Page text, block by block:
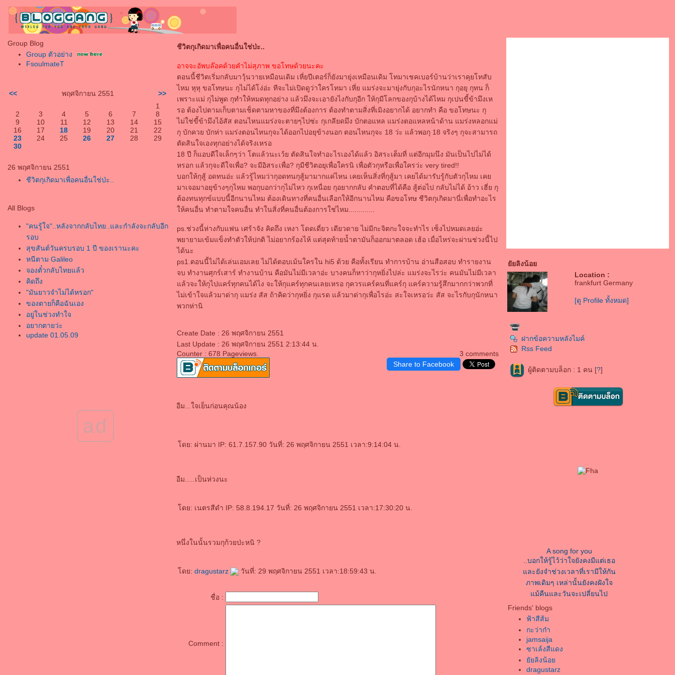
Group Blog
Group ตัวอย่าง
FsoulmateT
<< พฤศจิกายน 2551
>>
1
2
3 4 5 6 7
8
9
10 11 12 13 14
15
16
17 18 19 20 21
22
23
24 25 26 27 28
29
30
26 พฤศจิกายน 2551
ชีวิตกุเกิดมาเพื่อคนอื่นใช่ป่ะ..
All Blogs
"คนรู้ใจ"..หลังจากกลับไทย..และกำลังจะกลับอีก
รอบ
สุขสันต์วันครบรอบ 1 ปี ของเรานะคะ
หนีตาม Galileo
จองตั๋วกลับไทยแล้ว
คิดถึง
"มันยาวจำไม่ได้หรอก"
ของตายก็คือฉันเอง
อยู่ในช่วงทำใจ
อยากตายว่ะ
update 01.05.09
update ชีวิตกันหน่อ
because "i love u"
ad
ชีวิตกุเกิดมาเพื่อคนอื่นใช่ป่ะ..
อาจจะอัพบล๊อคด้วยคำไม่สุภาพ ขอโทษด้วยนะคะ
ตอนนี้ชีวิตเริ่มกลับมาวุ้นวายเหมือนเดิม เหี่ยปีเตอร์ก็ยังมายุ่งเหมือนเดิม โทมาเชคเบอร์บ้านว่าเราคุยโทสับ
ไหม หุหุ ขอโทษนะ กุไม่ได้โง่อ่ะ ทีจะไม่เปิดดูว่าใครโทมา เหี่ย แมร่งจะมายุ่งกับกุอะไรนักหนา กุอยุ กุทน ก็
เพราะแม่ กุไม่พูด กุทำให้หมดทุกอย่าง แล้วมึงจะเอายังไงกับกุอีก ให้กุมีโลกของกุบ้างได้ไหม กุเปนขี้ข้ามึงเห
รอ ต้องไปตามเก็บตามเช็ดตามหาของที่มึงต้องการ ต้องทำตามสิ่งที่เมิงอยากได้ อยากทำ คือ ขอโทษนะ กุ
ไม่ใช่ขี้ข้ามึงไอ้สัส ตอนไหนแมร่งจะตายๆไปซ่ะ กุเกลียดมึง บักตอแหล แมร่งตอแหลหน้าด้าน แมร่งหลอกแม่
กุ บักควย บักห่า แมร่งตอนไหนกุจะได้ออกไปอยุข้างนอก ตอนไหนกุจะ 18 ว่ะ แล้วพอกุ 18 จริงๆ กุจะสามารถ
ตัดสินใจเองทุกอย่างได้จริงเหรอ
18 ปี ก็แอบดีใจเล็กๆว่า โตแล้วนะเว้ย ตัดสินใจทำอะไรเองได้แล้ว อิสระเต็มที่ แต่อีกมุมนึง มันเป็นไปไม่ได้
หรอก แล้วกุจะดีใจเพื่อ? จะมีอิสระเพื่อ? กุมีชีวิตอยุเพื่อใครนิ เพื่อตัวกุหรือเพื่อใครว่ะ very tired!!
บอกให้กุสู้ อดทนอ่ะ แล้วรู้ไหมว่ากุอดทนกุสู้มามากแค่ไหน เคยเห็นสิ่งที่กุสู้มา เคยได้มารับรู้กับตัวกุไหม เค
มาเจอมาอยุข้างๆกุไหม พอกุบอกว่ากุไม่ไหว กุเหนื่อย กุอยากกลับ คำตอบที่ได้คือ สู้ต่อไป กลับไม่ได้ อ้าว เฮี่ย กุ
ต้องทนทุกข์แบบนี้อีกนานไหม ต้องเดินทางที่คนอื่นเลือกให้อีกนานไหม คือขอโทษ ชีวิตกุเกิดมานี่เพื่อทำอะไร
ห้คนอื่น ทำตามใจคนอื่น ทำในสิ่งที่คนอื่นต้องการใช่ไหม.............
ps.ช่วงนี้ห่างกับแฟน เศร้าจัง คิดถึง เหงา โดดเดี่ยว เดียวดาย ไม่มีกะจิตกะใจจะทำไร เซ็งไปหมดเลยอ่ะ
พยายามเข้มแข็งทำตัวให้ปกติ ไม่อยากร้องไห้ แต่สุดท้ายน้ำตามันก็ออกมาตลอด เฮ้อ เมื่อไหร่จะผ่านช่วงนี้ไป
ได้นะ
ps1.ตอนนี้ไม่ได้เล่นเอมเลย ไม่ได้ตอบเม้นใครใน hi5 ด้วย คือทั้งเรียน ทำการบ้าน อ่านสือสอบ ทำรายงาน
จบ ทำงานศุกร์เสาร์ ทำงานบ้าน คือมันไม่มีเวลาอ่ะ บางคนก็หาว่ากุหยิ่งไปล่ะ แมร่งจะไรว่ะ คนมันไม่มีเวลา
ล้วจะให้กุไปแคร์ทุกคนได้ไง จะให้กุแคร์ทุกคนเลยเหรอ กุควรแคร์คนที่แคร์กุ แคร์ความรู้สึกมากกว่าพวกที่
ไม่เข้าใจแล้วมาด่ากุ แมร่ง สัส ถ้าคิดว่ากุหยิ่ง กุแรด แล้วมาด่ากุเพื่อไรอ่ะ สะใจเหรอว่ะ สัส จะไรกับกุนักหนา
พวกห่านิ
Create Date : 26 พฤศจิกายน 2551
Last Update : 26 พฤศจิกายน 2551 2:13:44 น.
3 comments
Counter : 678 Pageviews.
Share to Facebook
อืม...ใจเย็นก่อนคุณน้อง
ดย: ผ่านมา IP: 61.7.157.90 วันที่: 26 พฤศจิกายน 2551 เวลา:9:14:04 น.
อืม.....เป็นห่วงนะ
ดย: เนตรสีดำ IP: 58.8.194.17 วันที่: 26 พฤศจิกายน 2551 เวลา:17:30:20 น.
หนึ่งในนั้นรวมกุก้วยป่ะหนิ ?
ดย: dragustarz วันที่: 29 พฤศจิกายน 2551 เวลา:18:59:43 น.
ชื่อ :
Comment :
ัยลิงน้อ
Location :
frankfurt Germany
[ดู Profile ทั้งหมด]
ฝากข้อความหลังไมค์
Rss Feed
ผู้ติดตามบล็อก : 1 คน [?]
A song for you
..บอกให้รู้ไว้ว่าใจยังคงมีแต่เธอ
ละยังจำช่วงเวลาที่เรามีให้กัน
ภาพเดิมๆ เหล่านั้นยังคงฝังใจ
ม้คืนและวันจะเปลี่ยนไป
จะกี่ครั้ง กี่นาที ที่เธอเคยบอกรัก
เก็บเอาไว้ และยังคงจำได้จนขึ้นใจ คำที่
เธอบอกรักมันช่างมากมา
มากเกินเสียจนเกินคำว่ารัก
ิ่งให้ฉันนั้นรู้สึกดี
จนฉันรักเธอหมดใจ
Friends' blogs
ฟ้าสีส้ม
กะว่าก๋า
jamsaija
ซาเล้งสีแดง
ัยลิงน้อ
dragustarz